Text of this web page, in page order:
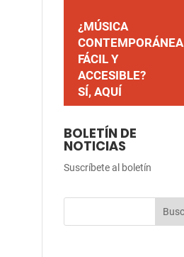
¿MÚSICA
CONTEMPORÁNEA
FÁCIL Y
ACCESIBLE?
SÍ, AQUÍ
BOLETÍN DE
NOTICIAS
Suscríbete al boletín